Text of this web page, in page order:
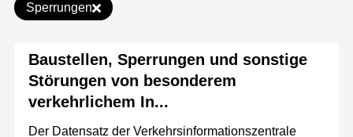
Sperrungen
Baustellen, Sperrungen und sonstige
Störungen von besonderem
verkehrlichem In...
Der Datensatz der Verkehrsinformationszentrale